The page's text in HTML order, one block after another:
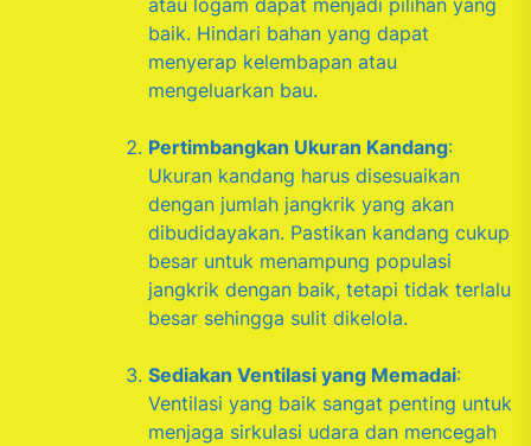
atau logam dapat menjadi pilihan yang
baik. Hindari bahan yang dapat
menyerap kelembapan atau
mengeluarkan bau.
Pertimbangkan Ukuran Kandang:
Ukuran kandang harus disesuaikan
dengan jumlah jangkrik yang akan
dibudidayakan. Pastikan kandang cukup
besar untuk menampung populasi
jangkrik dengan baik, tetapi tidak terlalu
besar sehingga sulit dikelola.
Sediakan Ventilasi yang Memadai:
Ventilasi yang baik sangat penting untuk
menjaga sirkulasi udara dan mencegah